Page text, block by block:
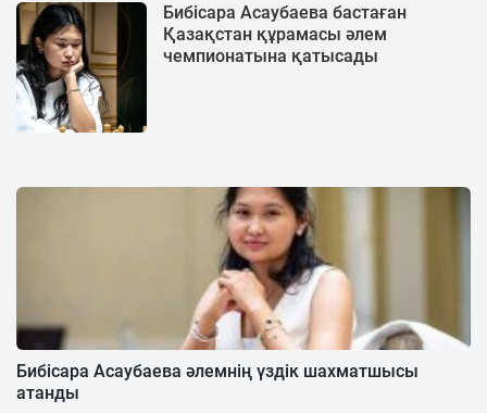
Бибісара Асаубаева бастаған
Қазақстан құрамасы әлем
чемпионатына қатысады
Бибісара Асаубаева әлемнің үздік шахматшысы
атанды